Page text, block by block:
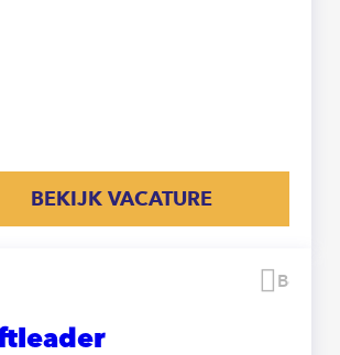
BEKIJK VACATURE
Bewaren